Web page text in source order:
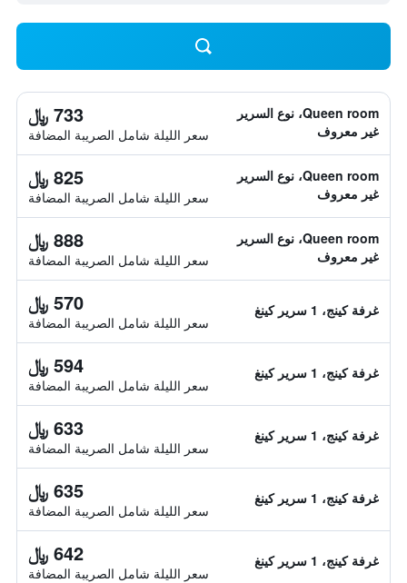
Queen room، نوع السرير
غير معروف
733 ﷼
سعر الليلة شامل الصريبة المضافة
Queen room، نوع السرير
غير معروف
825 ﷼
سعر الليلة شامل الصريبة المضافة
Queen room، نوع السرير
غير معروف
888 ﷼
سعر الليلة شامل الصريبة المضافة
غرفة كينج، 1 سرير كينغ 570 ﷼
سعر الليلة شامل الصريبة المضافة
غرفة كينج، 1 سرير كينغ 594 ﷼
سعر الليلة شامل الصريبة المضافة
غرفة كينج، 1 سرير كينغ 633 ﷼
سعر الليلة شامل الصريبة المضافة
غرفة كينج، 1 سرير كينغ 635 ﷼
سعر الليلة شامل الصريبة المضافة
غرفة كينج، 1 سرير كينغ 642 ﷼
سعر الليلة شامل الصريبة المضافة